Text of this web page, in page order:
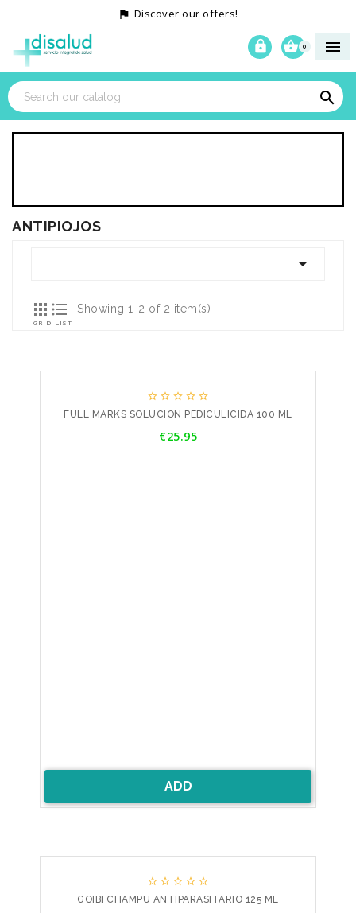
 Discover our offers!

0



ANTIPIOJOS


GRID

LIST
Showing 1-2 of 2 item(s)
    
FULL MARKS SOLUCION PEDICULICIDA 100 ML
€25.95
ADD
    
GOIBI CHAMPU ANTIPARASITARIO 125 ML